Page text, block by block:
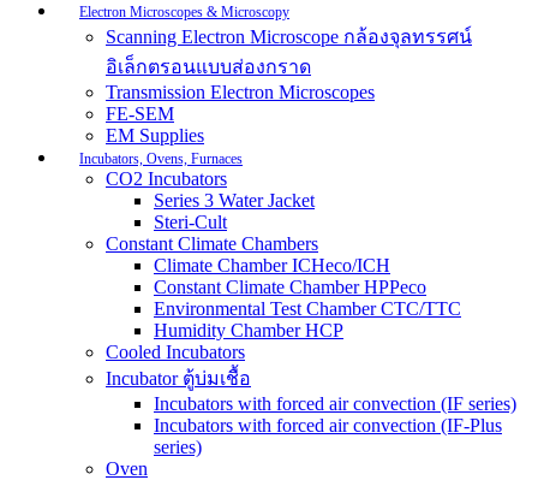
Electron Microscopes & Microscopy
Scanning Electron Microscope กล้องจุลทรรศน์
อิเล็กตรอนแบบส่องกราด
Transmission Electron Microscopes
FE-SEM
EM Supplies
Incubators, Ovens, Furnaces
CO2 Incubators
Series 3 Water Jacket
Steri-Cult
Constant Climate Chambers
Climate Chamber ICHeco/ICH
Constant Climate Chamber HPPeco
Environmental Test Chamber CTC/TTC
Humidity Chamber HCP
Cooled Incubators
Incubator ตู้บ่มเชื้อ
Incubators with forced air convection (IF series)
Incubators with forced air convection (IF-Plus
series)
Oven